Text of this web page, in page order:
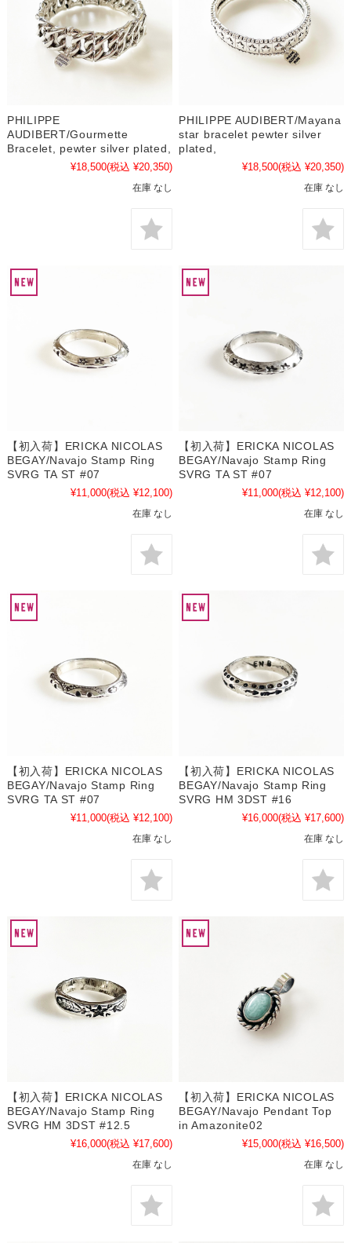
PHILIPPE
AUDIBERT/Gourmette
Bracelet, pewter silver plated,
¥18,500(税込 ¥20,350)
在庫 なし
PHILIPPE AUDIBERT/Mayana
star bracelet pewter silver
plated,
¥18,500(税込 ¥20,350)
在庫 なし
【初入荷】ERICKA NICOLAS
BEGAY/Navajo Stamp Ring
SVRG TA ST #07
¥11,000(税込 ¥12,100)
在庫 なし
【初入荷】ERICKA NICOLAS
BEGAY/Navajo Stamp Ring
SVRG TA ST #07
¥11,000(税込 ¥12,100)
在庫 なし
【初入荷】ERICKA NICOLAS
BEGAY/Navajo Stamp Ring
SVRG TA ST #07
¥11,000(税込 ¥12,100)
在庫 なし
【初入荷】ERICKA NICOLAS
BEGAY/Navajo Stamp Ring
SVRG HM 3DST #16
¥16,000(税込 ¥17,600)
在庫 なし
【初入荷】ERICKA NICOLAS
BEGAY/Navajo Stamp Ring
SVRG HM 3DST #12.5
¥16,000(税込 ¥17,600)
在庫 なし
【初入荷】ERICKA NICOLAS
BEGAY/Navajo Pendant Top
in Amazonite02
¥15,000(税込 ¥16,500)
在庫 なし